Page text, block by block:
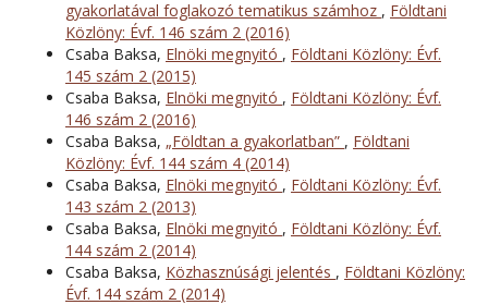
gyakorlatával foglakozó tematikus számhoz , Földtani
Közlöny: Évf. 146 szám 2 (2016)
Csaba Baksa, Elnöki megnyitó , Földtani Közlöny: Évf.
145 szám 2 (2015)
Csaba Baksa, Elnöki megnyitó , Földtani Közlöny: Évf.
146 szám 2 (2016)
Csaba Baksa, „Földtan a gyakorlatban” , Földtani
Közlöny: Évf. 144 szám 4 (2014)
Csaba Baksa, Elnöki megnyitó , Földtani Közlöny: Évf.
143 szám 2 (2013)
Csaba Baksa, Elnöki megnyitó , Földtani Közlöny: Évf.
144 szám 2 (2014)
Csaba Baksa, Közhasznúsági jelentés , Földtani Közlöny:
Évf. 144 szám 2 (2014)